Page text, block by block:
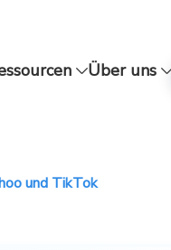
Über uns
und TikTok